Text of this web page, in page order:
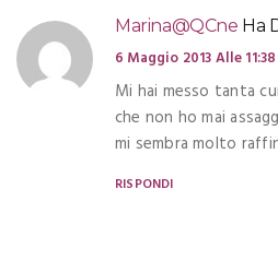
Marina@QCne Ha
6 Maggio 2013 Alle 11:38
Mi hai messo tanta
che non ho mai
mi sembra molto
RISPONDI